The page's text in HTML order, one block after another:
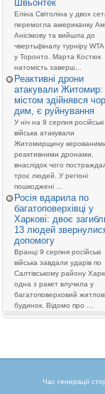
Швьонтек
Еліна Світоліна у двох
перемогла американку
Анісімову та вийшла до
чвертьфіналу турніру
у Торонто. Марта Костюк
натомість заверш...
Реактивні дрони
атакували Житомир:
містом здійнявся
дим, є руйнування
У ніч на 9 серпня російські
війська атакували
Житомирщину
реактивними дронами,
внаслідок чого
троє людей. У регіоні
пошкоджені ...
Росія вдарила по
багатоповерхівці у
Харкові: двоє
13 людей
допомогу
Вранці 9 серпня російські
війська завдали ударів по
Салтівському району
одна з ракет влучила у
багатоповерховий
будинок. Відомо про ...
Час генерації